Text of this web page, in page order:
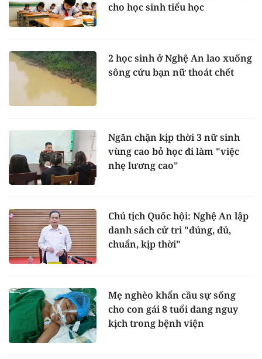
cho học sinh tiểu học
2 học sinh ở Nghệ An lao xuống
sông cứu bạn nữ thoát chết
Ngăn chặn kịp thời 3 nữ sinh
vùng cao bỏ học đi làm "việc
nhẹ lương cao"
Chủ tịch Quốc hội: Nghệ An lập
danh sách cử tri "đúng, đủ,
chuẩn, kịp thời"
Mẹ nghèo khẩn cầu sự sống
cho con gái 8 tuổi đang nguy
kịch trong bệnh viện